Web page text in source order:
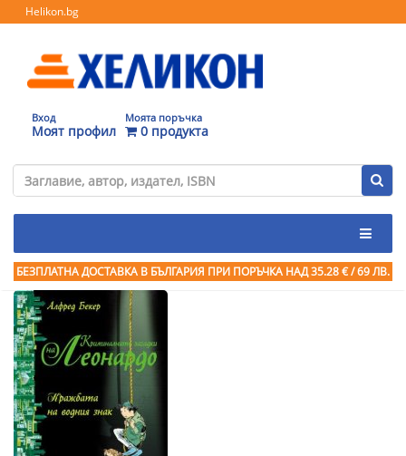
Helikon.bg
Вход
Моят профил
Моята поръчка
0 продукта
БЕЗПЛАТНА ДОСТАВКА В БЪЛГАРИЯ ПРИ ПОРЪЧКА НАД 35.28 € / 69 ЛВ.